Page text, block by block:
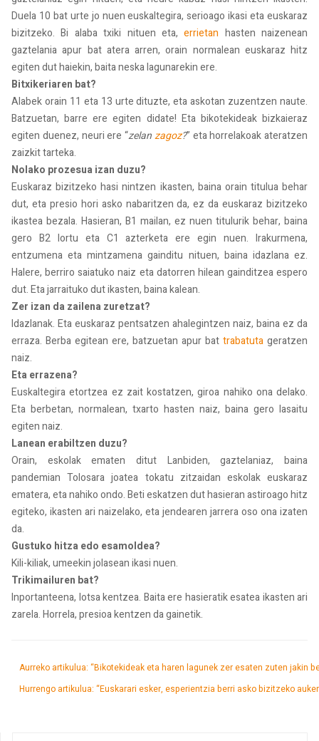
Duela 10 bat urte jo nuen euskaltegira, serioago ikasi eta euskaraz
bizitzeko. Bi alaba txiki nituen eta,errietan hasten naizenean
gaztelania apur bat atera arren, orain normalean euskaraz hitz
egiten dut haiekin, baita neska lagunarekin ere.
Bitxikeriaren bat?
Alabek orain 11 eta 13 urte dituzte, eta askotan zuzentzen naute.
Batzuetan, barre ere egiten didate! Eta bikotekideak bizkaieraz
egiten duenez, neuri ere “zelanzagoz?” eta horrelakoak ateratzen
zaizkit tarteka.
Nolako prozesua izan duzu?
Euskaraz bizitzeko hasi nintzen ikasten, baina orain titulua behar
dut, eta presio hori asko nabaritzen da, ez da euskaraz bizitzeko
ikastea bezala. Hasieran, B1 mailan, ez nuen titulurik behar, baina
gero B2 lortu eta C1 azterketa ere egin nuen. Irakurmena,
entzumena eta mintzamena gainditu nituen, baina idazlana ez.
Halere, berriro saiatuko naiz eta datorren hilean gainditzea espero
dut. Eta jarraituko dut ikasten, baina kalean.
Zer izan da zailena zuretzat?
Idazlanak. Eta euskaraz pentsatzen ahalegintzen naiz, baina ez da
erraza. Berba egitean ere, batzuetan apur bat trabatuta geratzen
naiz.
Eta errazena?
Euskaltegira etortzea ez zait kostatzen, giroa nahiko ona delako.
Eta berbetan, normalean, txarto hasten naiz, baina gero lasaitu
egiten naiz.
Lanean erabiltzen duzu?
Orain, eskolak ematen ditut Lanbiden, gaztelaniaz, baina
pandemian Tolosara joatea tokatu zitzaidan eskolak euskaraz
ematera, eta nahiko ondo. Beti eskatzen dut hasieran astiroago hitz
egiteko, ikasten ari naizelako, eta jendearen jarrera oso ona izaten
da.
Gustuko hitza edo esamoldea?
Kili-kiliak, umeekin jolasean ikasi nuen.
Trikimailuren bat?
Inportanteena, lotsa kentzea. Baita ere hasieratik esatea ikasten ari
zarela. Horrela, presioa kentzen da gainetik.
Aurreko artikulua: “Bikotekideak eta haren lagunek zer esaten zuten jakin
Hurrengo artikulua: “Euskarari esker, esperientzia berri asko bizitzeko